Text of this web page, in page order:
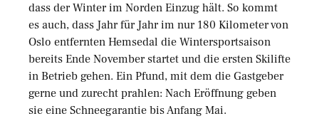
dass der Winter im Norden Einzug hält. So kommt
es auch, dass Jahr für Jahr im nur 180 Kilometer von
Oslo entfernten Hemsedal die Wintersportsaison
bereits Ende November startet und die ersten Skilifte
in Betrieb gehen. Ein Pfund, mit dem die Gastgeber
gerne und zurecht prahlen: Nach Eröffnung geben
sie eine Schneegarantie bis Anfang Mai.